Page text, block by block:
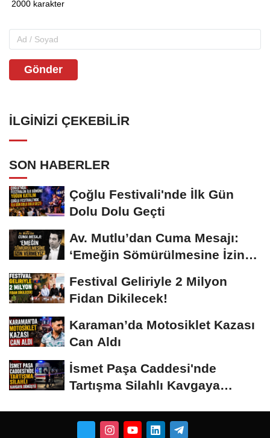
Gönder
İLGINIZI ÇEKEBILIR
SON HABERLER
Çoğlu Festivali'nde İlk Gün
Dolu Dolu Geçti
Av. Mutlu’dan Cuma Mesajı:
‘Emeğin Sömürülmesine İzin
Festival Geliriyle 2 Milyon
Fidan Dikilecek!
Karaman’da Motosiklet Kazası
Can Aldı
İsmet Paşa Caddesi'nde
Tartışma Silahlı Kavgaya